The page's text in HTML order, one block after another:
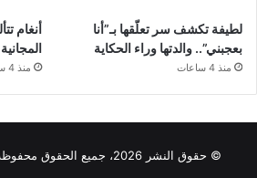
لطيفة تكشف سر تعلّقها بـ”أنا
بعجبني”.. والدتها وراء الحكاية
منذ 4 ساعات
أنغام
منذ 4 ساعات
© حقوق النشر 2026، جميع الحقوق محفوظة |